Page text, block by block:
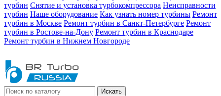
турбин Снятие и установка турбокомпрессора Неисправности
турбин Наше оборудование Как узнать номер турбины Ремонт
турбин в Москве Ремонт турбин в Санкт-Петербурге Ремонт
турбин в Ростове-на-Дону Ремонт турбин в Краснодаре
Ремонт турбин в Нижнем Новгороде
Искать